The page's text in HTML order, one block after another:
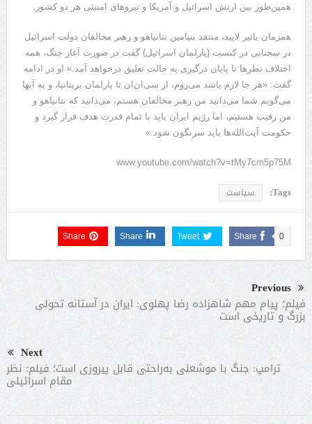
همین‌طور بین ارتش اسرائیل و آمریکا و نیروهای امنیتی هر دو کشور.
همزمان یائیر لاپید، منتقد بنیامین نتانیاهو و رهبر مخالفان دولت اسرائیل
در سخنانی در کنست (پارلمان اسرائیل) گفت در صورت آغاز جنگ، همه
اختلاف نظرها تا پایان درگیری به حالت تعلیق درخواهد آمد.» او در ادامه
گفت: «هر جا لازم باشد می‌روم، از سی‌ان‌ان تا پارلمان بریتانیا، و به آنها
می‌گویم شما می‌دانید من رهبر مخالفان هستم، می‌دانید که نتانیاهو و
من رقیب هستیم، اما رژیم ایران باید با تمام قدرت هدف قرار گیرد و
حکومت آیت‌الله‌ها باید سرنگون شود.»
www.youtube.com/watch?v=tMy7cm5p75M
Tags: سیاست
Share 0
Tweet
Share
Share
Previous
فیلم؛ پیام مهم شاهزاده رضا پهلوی: ایران در آستانه تحولی
بزرگ و تاریخی است
Next
ترامپ: جنگ با موشعلی به‌راحتی قابل پیروزی است؛ فیلم: نظر
مقام اسرائیلی